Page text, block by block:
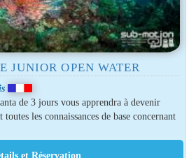
JUNIOR OPEN WATER
de 3 jours vous apprendra à devenir
les connaissances de base concernant